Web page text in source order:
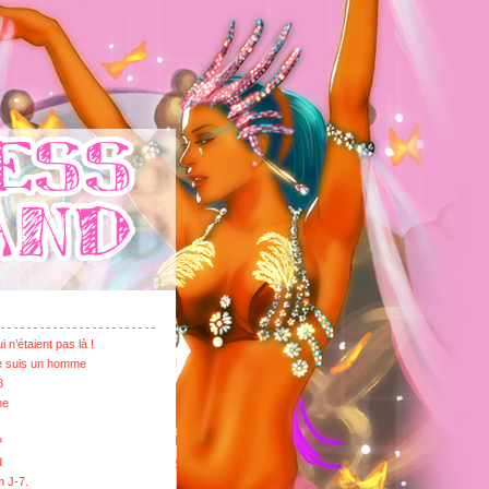
n’étaient pas là !
suis un homme
J-7.